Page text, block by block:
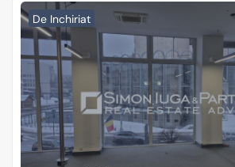
De Inchiriat